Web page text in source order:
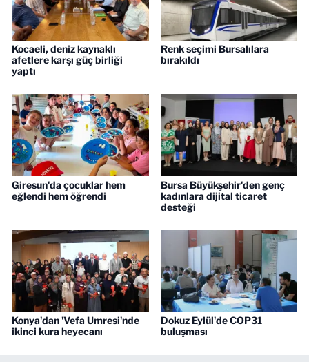
Kocaeli, deniz kaynaklı
afetlere karşı güç birliği
yaptı
Renk seçimi Bursalılara
bırakıldı
Giresun'da çocuklar hem
eğlendi hem öğrendi
Bursa Büyükşehir'den genç
kadınlara dijital ticaret
desteği
Konya'dan 'Vefa Umresi'nde
ikinci kura heyecanı
Dokuz Eylül'de COP31
buluşması